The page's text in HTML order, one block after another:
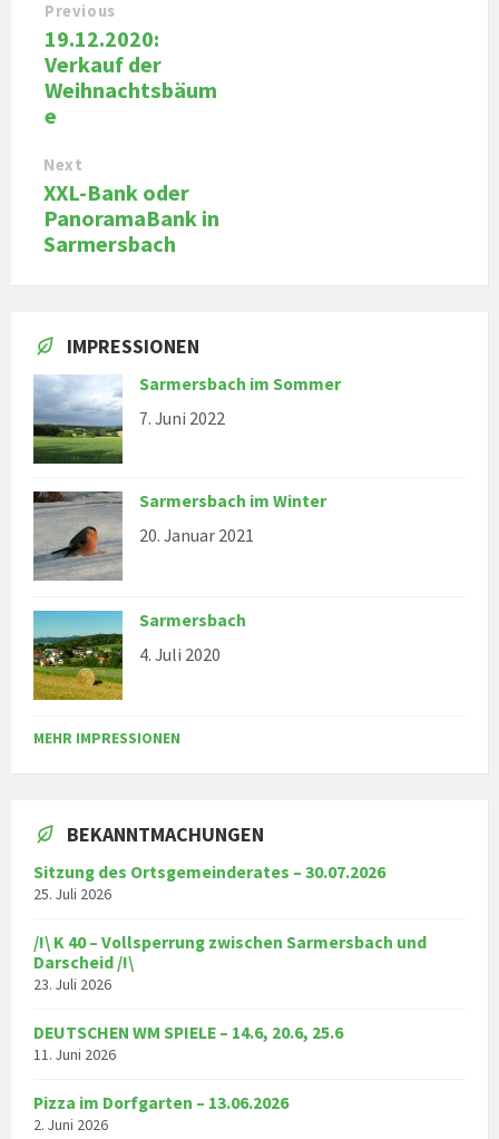
Previous
19.12.2020:
Verkauf der
Weihnachtsbäum
e
Next
XXL-Bank oder
PanoramaBank in
Sarmersbach
IMPRESSIONEN
Sarmersbach im Sommer
7. Juni 2022
Sarmersbach im Winter
20. Januar 2021
Sarmersbach
4. Juli 2020
MEHR IMPRESSIONEN
BEKANNTMACHUNGEN
Sitzung des Ortsgemeinderates – 30.07.2026
25. Juli 2026
/!\ K 40 – Vollsperrung zwischen Sarmersbach und
Darscheid /!\
23. Juli 2026
DEUTSCHEN WM SPIELE – 14.6, 20.6, 25.6
11. Juni 2026
Pizza im Dorfgarten – 13.06.2026
2. Juni 2026